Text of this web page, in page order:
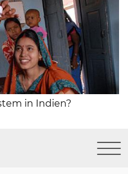
in Indien?